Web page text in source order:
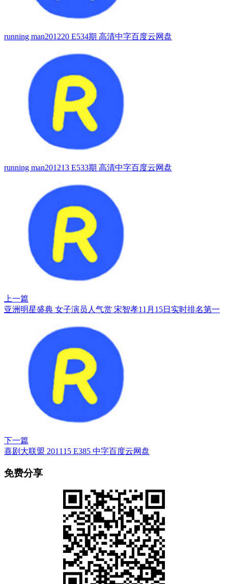
running man201220 E534期 高清中字百度云网盘
running man201213 E533期 高清中字百度云网盘
上一篇
亚洲明星盛典 女子演员人气赏 宋智孝11月15日实时排名第一
下一篇
喜剧大联盟 201115 E385 中字百度云网盘
免费分享